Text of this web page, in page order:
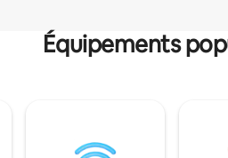
Équipements